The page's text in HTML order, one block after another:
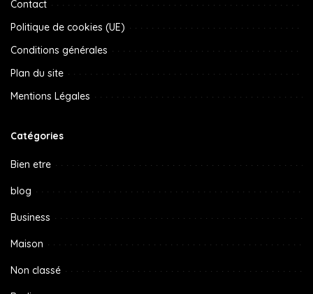
Contact
Politique de cookies (UE)
Conditions générales
Plan du site
Mentions Légales
Catégories
Bien etre
blog
Business
Maison
Non classé